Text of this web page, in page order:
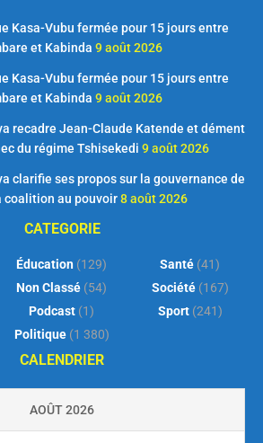
Kasa-Vubu fermée pour 15 jours entre
et Kabinda 9 août 2026
Kasa-Vubu fermée pour 15 jours entre
et Kabinda 9 août 2026
recadre Jean-Claude Katende et dément
du régime Tshisekedi 9 août 2026
clarifie ses propos sur la gouvernance de
coalition au pouvoir8 août 2026
CATEGORIE
Éducation (129)
Non Classé (54)
Podcast (1)
Politique(1 380)
Santé (41)
Société(167)
Sport(241)
CALENDRIER
AOÛT 2026